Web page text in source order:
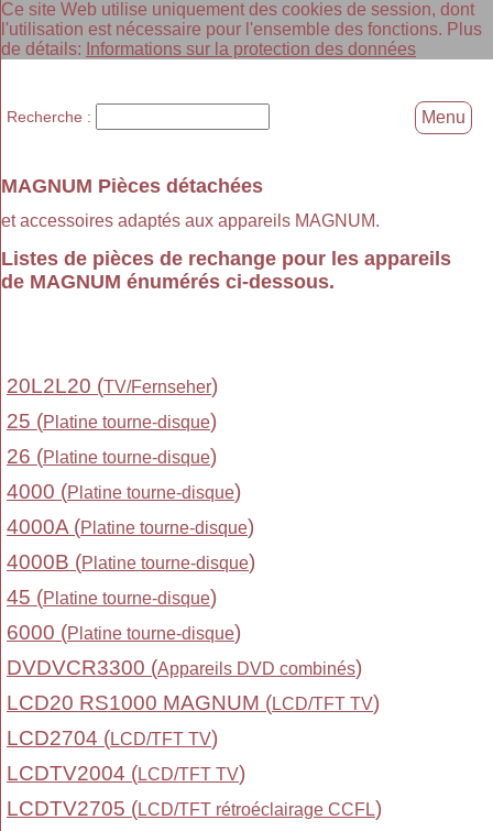
Ce site Web utilise uniquement des cookies de session, dont
l'utilisation est nécessaire pour l'ensemble des fonctions. Plus
de détails: Informations sur la protection des données
MAGNUM Pièces détachées
et accessoires adaptés aux appareils MAGNUM.
Listes de pièces de rechange pour les appareils
de MAGNUM énumérés ci-dessous.
20L2L20 (TV/Fernseher)
25 (Platine tourne-disque)
26 (Platine tourne-disque)
4000 (Platine tourne-disque)
4000A (Platine tourne-disque)
4000B (Platine tourne-disque)
45 (Platine tourne-disque)
6000 (Platine tourne-disque)
DVDVCR3300 (Appareils DVD combinés)
LCD20 RS1000 MAGNUM (LCD/TFT TV)
LCD2704 (LCD/TFT TV)
LCDTV2004 (LCD/TFT TV)
LCDTV2705 (LCD/TFT rétroéclairage CCFL)
Recherche : Menu